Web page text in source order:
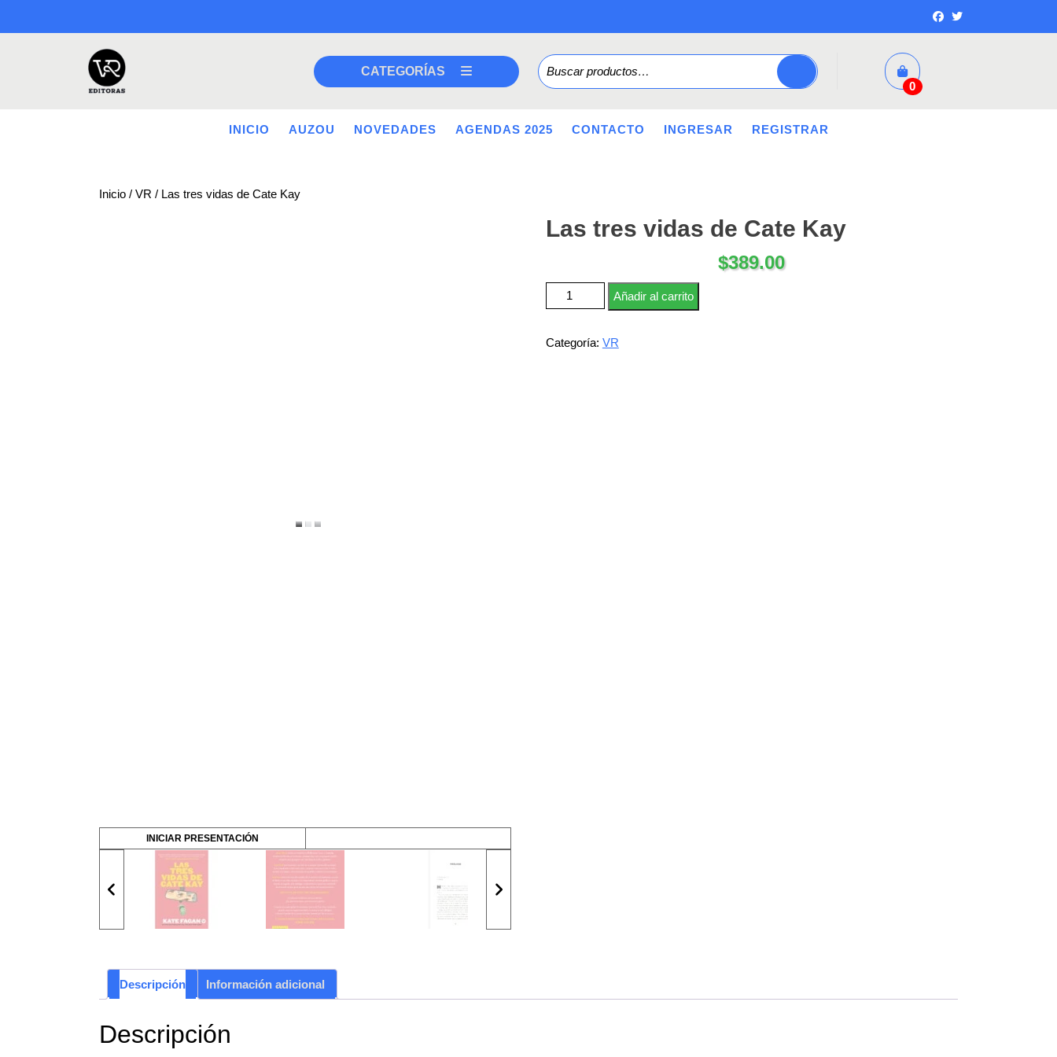
CATEGORÍAS
Buscar por:
0
INICIO AUZOU NOVEDADES AGENDAS 2025 CONTACTO INGRESAR REGISTRAR
Inicio / VR / Las tres vidas de Cate Kay
INICIAR PRESENTACIÓN
Las tres vidas de Cate Kay
$389.00
Las tres vidas de Cate Kay cantidad
Añadir al carrito
Categoría: VR
Descripción Información adicional
Descripción